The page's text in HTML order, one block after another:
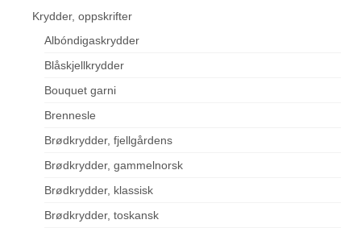
Krydder, oppskrifter
Albóndigaskrydder
Blåskjellkrydder
Bouquet garni
Brennesle
Brødkrydder, fjellgårdens
Brødkrydder, gammelnorsk
Brødkrydder, klassisk
Brødkrydder, toskansk